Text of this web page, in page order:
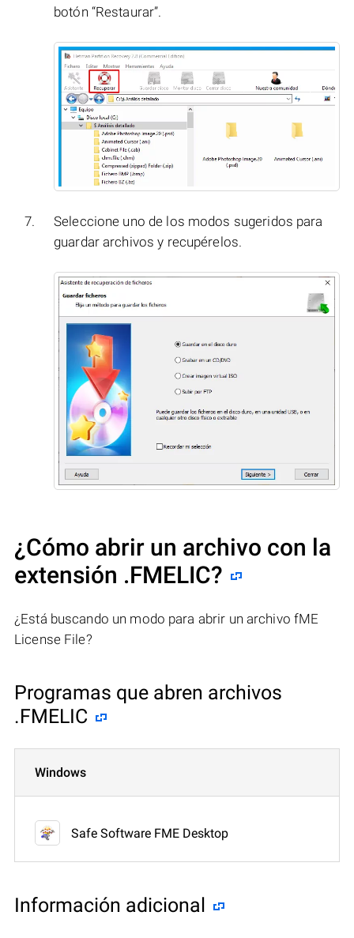
botón “Restaurar”.
Seleccione uno de los modos sugeridos para
guardar archivos y recupérelos.
¿Cómo abrir un archivo con la
extensión .FMELIC?
¿Está buscando un modo para abrir un archivo fME
License File?
Programas que abren archivos
.FMELIC
Windows
Safe Software FME Desktop
Información adicional